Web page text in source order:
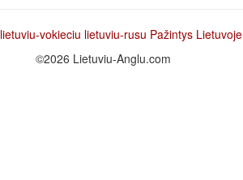
lietuviu-vokieciu lietuviu-rusu Pažintys Lietuvoje
©2026 Lietuviu-Anglu.com